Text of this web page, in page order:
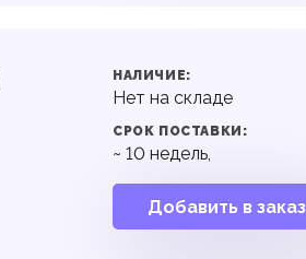
НАЛИЧИЕ:
Нет на складе
СРОК ПОСТАВКИ:
~ 10 недель,
Добавить в заказ